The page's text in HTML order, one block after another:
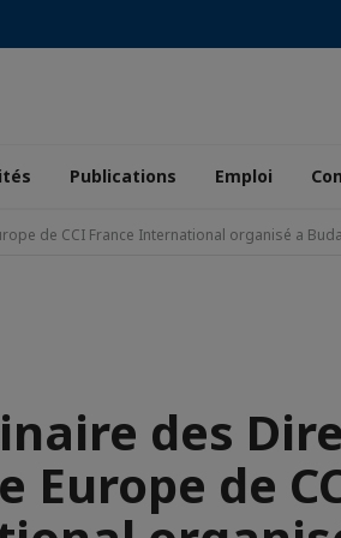
Publications Emploi
de CCI France International organisé a
des
Europe de